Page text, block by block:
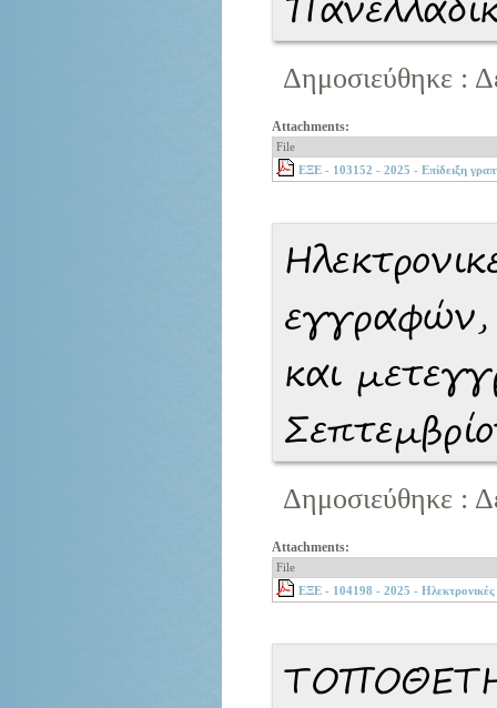
Δημοσιεύθηκε :
Attachments:
File
ΕΞΕ - 103152 - 2025 - Επίδειξη
και
Δημοσιεύθηκε :
Attachments:
File
ΕΞΕ - 104198 - 2025 - Ηλεκτρονικές